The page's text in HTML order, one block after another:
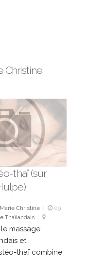
Christine
thaï (sur
Christine
09
Thaïlandais
massage
et
thaï combine